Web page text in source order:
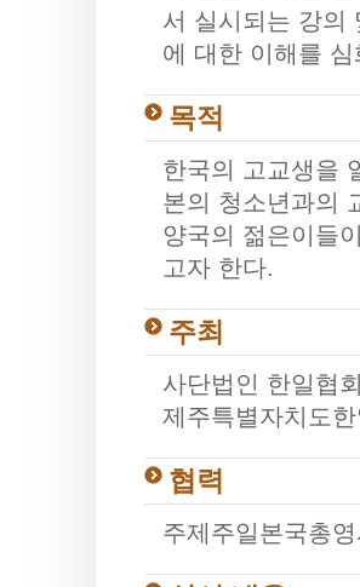
서 실시되는 강의
에 대한 이해를
목적
한국의 고교생을
본의 청소년과의
양국의 젊은이들
고자 한다.
주최
사단법인 한일협
제주특별자치도
협력
주제주일본국총